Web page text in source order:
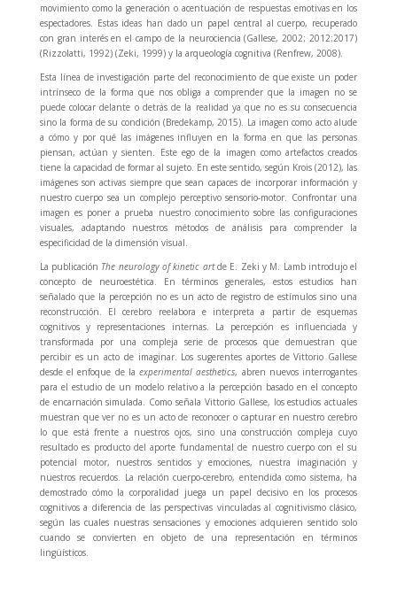
movimiento como la generación o acentuación de respuestas emotivas en los
espectadores. Estas ideas han dado un papel central al cuerpo, recuperado
con gran interés en el campo de la neurociencia (Gallese, 2002; 2012;2017)
(Rizzolatti, 1992) (Zeki, 1999) y la arqueología cognitiva (Renfrew, 2008).
Esta línea de investigación parte del reconocimiento de que existe un poder
intrínseco de la forma que nos obliga a comprender que la imagen no se
puede colocar delante o detrás de la realidad ya que no es su consecuencia
sino la forma de su condición (Bredekamp, 2015). La imagen como acto alude
a cómo y por qué las imágenes influyen en la forma en que las personas
piensan, actúan y sienten. Este ego de la imagen como artefactos creados
tiene la capacidad de formar al sujeto. En este sentido, según Krois (2012), las
imágenes son activas siempre que sean capaces de incorporar información y
nuestro cuerpo sea un complejo perceptivo sensorio-motor. Confrontar una
imagen es poner a prueba nuestro conocimiento sobre las configuraciones
visuales, adaptando nuestros métodos de análisis para comprender la
especificidad de la dimensión visual.
La publicación The neurology of kinetic artde E. Zeki y M. Lamb introdujo el
concepto de neuroestética. En términos generales, estos estudios han
señalado que la percepción no es un acto de registro de estímulos sino una
reconstrucción. El cerebro reelabora e interpreta a partir de esquemas
cognitivos y representaciones internas. La percepción es influenciada y
transformada por una compleja serie de procesos que demuestran que
percibir es un acto de imaginar. Los sugerentes aportes de Vittorio Gallese
desde el enfoque de laexperimental aesthetics, abren nuevos interrogantes
para el estudio de un modelo relativo a la percepción basado en el concepto
de encarnación simulada. Como señala Vittorio Gallese, los estudios actuales
muestran que ver no es un acto de reconocer o capturar en nuestro cerebro
lo que está frente a nuestros ojos, sino una construcción compleja cuyo
resultado es producto del aporte fundamental de nuestro cuerpo con el su
potencial motor, nuestros sentidos y emociones, nuestra imaginación y
nuestros recuerdos. La relación cuerpo-cerebro, entendida como sistema, ha
demostrado cómo la corporalidad juega un papel decisivo en los procesos
cognitivos a diferencia de las perspectivas vinculadas al cognitivismo clásico,
según las cuales nuestras sensaciones y emociones adquieren sentido solo
cuando se convierten en objeto de una representación en términos
lingüísticos.